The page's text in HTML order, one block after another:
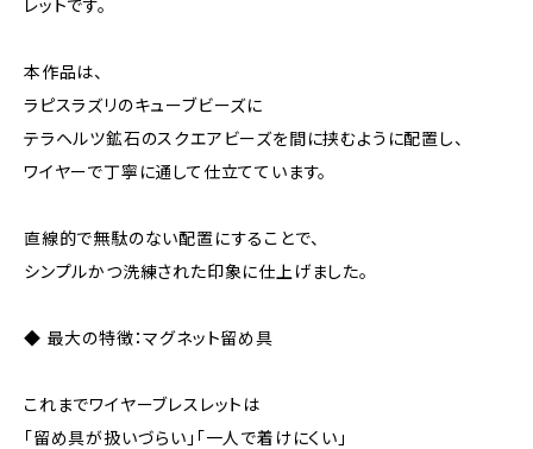
レットです。
本作品は、
ラピスラズリのキューブビーズに
テラヘルツ鉱石のスクエアビーズを間に挟むように配置し、
ワイヤーで丁寧に通して仕立てています。
直線的で無駄のない配置にすることで、
シンプルかつ洗練された印象に仕上げました。
◆ 最大の特徴：マグネット留め具
これまでワイヤーブレスレットは
「留め具が扱いづらい」「一人で着けにくい」